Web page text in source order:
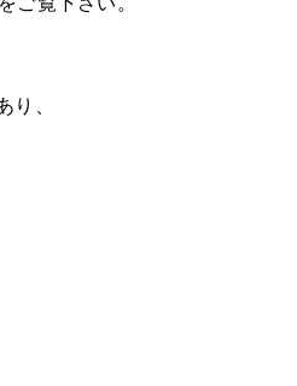
り、